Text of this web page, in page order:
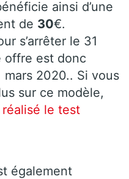
ainsi d’une
de 30€.
s’arrêter le 31
offre est donc
mars 2020.. Si vous
sur ce modèle,
réalisé le test
également